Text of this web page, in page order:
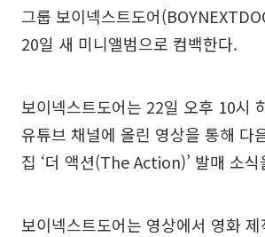
그룹 보이넥스트도어
20일 새 미니앨범으로 컴백한다.
보이넥스트도어는 22일 오후 10시
유튜브 채널에 올린 영상을 통해 다
집 ‘더 액션(The Action)’ 발매 소식
보이넥스트도어는 영상에서 영화 제